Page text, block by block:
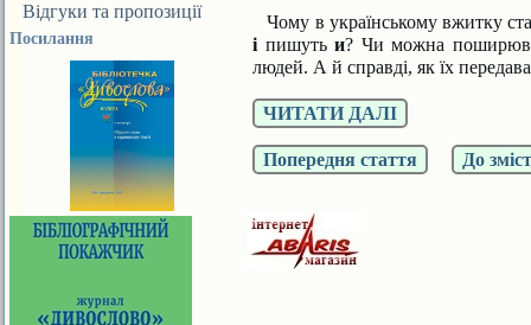
Відгуки та пропозиції
Посилання
Чому в українському вжитку
і пишутьи? Чи можна
людей. А й справдi, як їх
ЧИТАТИ ДАЛІ
Попередня стаття До